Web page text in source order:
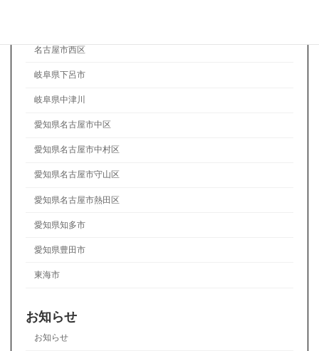
名古屋市西区
岐阜県下呂市
岐阜県中津川
愛知県名古屋市中区
愛知県名古屋市中村区
愛知県名古屋市守山区
愛知県名古屋市熱田区
愛知県知多市
愛知県豊田市
東海市
お知らせ
お知らせ